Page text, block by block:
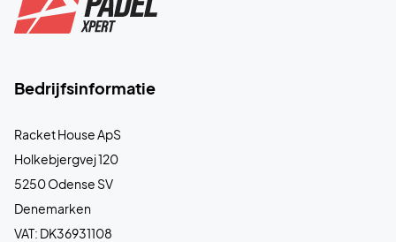
Bedrijfsinformatie
Racket House ApS
Holkebjergvej 120
5250 Odense SV
Denemarken
VAT: DK36931108